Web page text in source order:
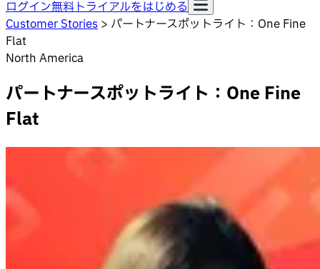
ログイン無料トライアルをはじめる
Customer Stories > パートナースポットライト：One Fine
Flat
North America
パートナースポットライト：One Fine
Flat